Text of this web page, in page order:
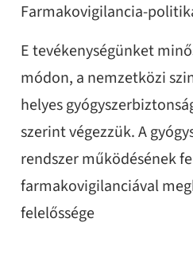
Farmakovigilancia-
E tevékenységünket
módon, a nemzetközi
helyes
szerint végezzük. A
rendszer működésének
farmakovigilanciával
felelőssége